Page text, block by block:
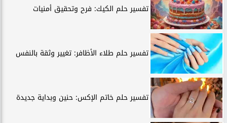
تفسير حلم الكيك: فرح وتحقيق أمنيات
تفسير حلم طلاء الأظافر: تغيير وثقة بالنفس
تفسير حلم خاتم الإكس: حنين وبداية جديدة